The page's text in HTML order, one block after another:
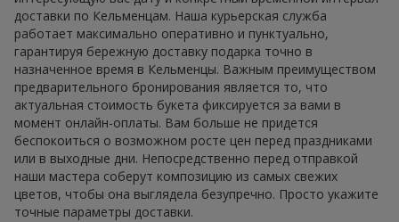
доставки по Кельменцам. Наша курьерская служба
работает максимально оперативно и пунктуально,
гарантируя бережную доставку подарка точно в
назначенное время в Кельменцы. Важным преимуществом
предварительного бронирования является то, что
актуальная стоимость букета фиксируется за вами в
момент онлайн-оплаты. Вам больше не придется
беспокоиться о возможном росте цен перед праздниками
или в выходные дни. Непосредственно перед отправкой
наши мастера соберут композицию из самых свежих
цветов, чтобы она выглядела безупречно. Просто укажите
точные параметры доставки.